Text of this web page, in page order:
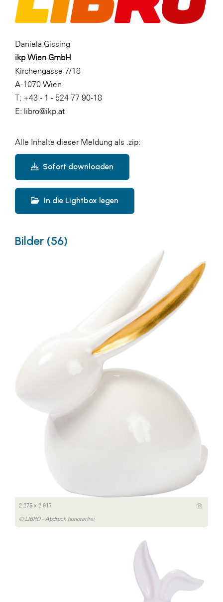
Daniela Gissing
ikp Wien GmbH
Kirchengasse 7/18
A-1070 Wien
T: +43 - 1 - 524 77 90-18
E: libro@ikp.at
Alle Inhalte dieser Meldung als .zip:
Sofort downloaden
In die Lightbox legen
Bilder (56)
2 275 x 2 917
© LIBRO - Abdruck honorarfrei